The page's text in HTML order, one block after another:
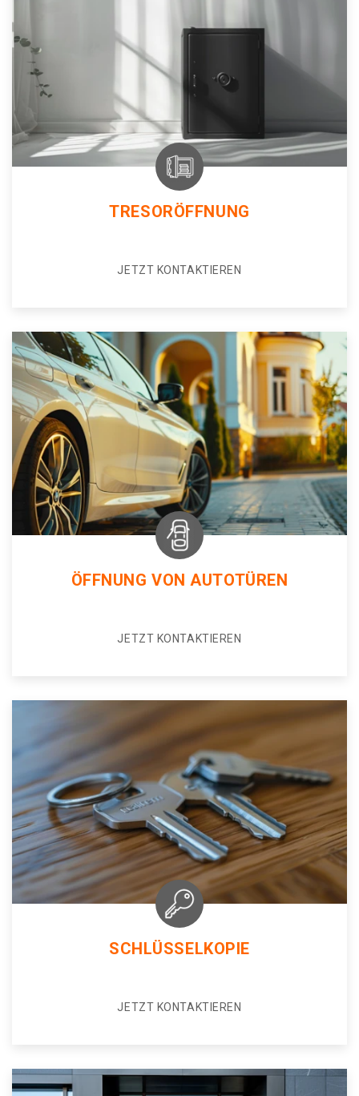
TRESORÖFFNUNG
JETZT KONTAKTIEREN
ÖFFNUNG VON AUTOTÜREN
JETZT KONTAKTIEREN
SCHLÜSSELKOPIE
JETZT KONTAKTIEREN